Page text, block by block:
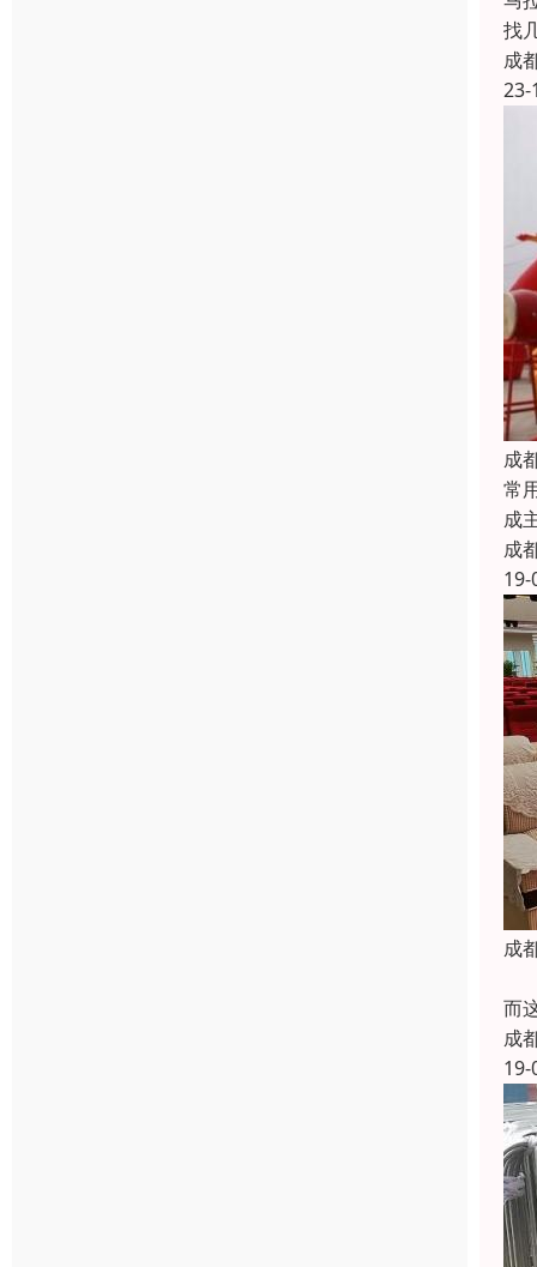
找
成
23-
成
常
成
成
19-
成
而
成
19-